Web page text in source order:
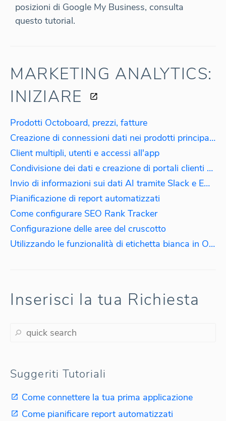
posizioni di Google My Business, consulta
questo tutorial.
MARKETING ANALYTICS:
INIZIARE
Prodotti Octoboard, prezzi, fatture
Creazione di connessioni dati nei prodotti principali di Octoboard.
Client multipli, utenti e accessi all'app
Condivisione dei dati e creazione di portali clienti white label
Invio di informazioni sui dati AI tramite Slack e Email
Pianificazione di report automatizzati
Come configurare SEO Rank Tracker
Configurazione delle aree del cruscotto
Utilizzando le funzionalità di etichetta bianca in Octoboard
Inserisci la tua Richiesta
Suggeriti Tutoriali
Come connettere la tua prima applicazione
Come pianificare report automatizzati